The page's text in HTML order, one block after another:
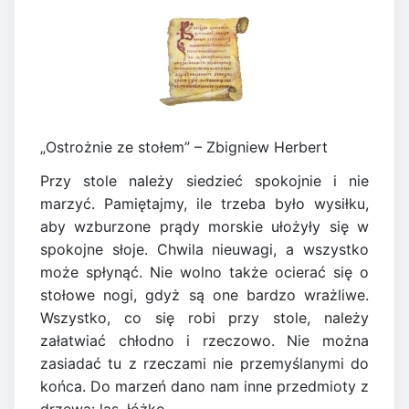
„Ostrożnie ze stołem” – Zbigniew Herbert
Przy stole należy siedzieć spokojnie i nie
marzyć. Pamiętajmy, ile trzeba było wysiłku,
aby wzburzone prądy morskie ułożyły się w
spokojne słoje. Chwila nieuwagi, a wszystko
może spłynąć. Nie wolno także ocierać się o
stołowe nogi, gdyż są one bardzo wrażliwe.
Wszystko, co się robi przy stole, należy
załatwiać chłodno i rzeczowo. Nie można
zasiadać tu z rzeczami nie przemyślanymi do
końca. Do marzeń dano nam inne przedmioty z